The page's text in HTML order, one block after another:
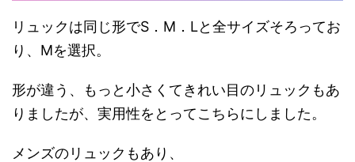
リュックは同じ形でS．M．Lと全サイズそろってお
り、Mを選択。
形が違う、もっと小さくてきれい目のリュックもあ
りましたが、実用性をとってこちらにしました。
メンズのリュックもあり、